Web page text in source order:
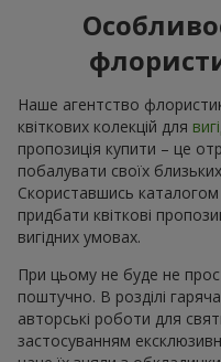
Наше агентство
квіткових колекцій для
пропозиція купити – це
побалувати своїх
Скориставшись
придбати квіткові
вигідних умовах.
При цьому не буде не
поштучно. В розділі
авторські роботи для
застосуванням